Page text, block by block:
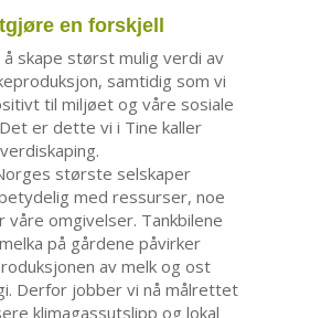
en forskjell
å skape størst mulig verdi av
samtidig som vi
til miljøet og våre sosiale
er dette vi i Tine kaller
største selskaper
med ressurser, noe
våre omgivelser. Tankbilene
på gårdene påvirker
av melk og ost
Derfor jobber vi nå målrettet
klimagassutslipp og lokal